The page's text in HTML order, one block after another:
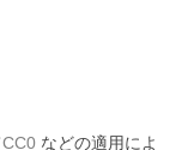
CC0 などの適用によ